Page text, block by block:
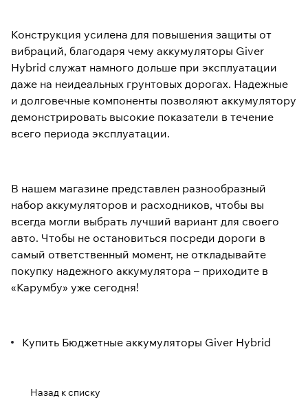
Конструкция усилена для повышения защиты от
вибраций, благодаря чему аккумуляторы Giver
Hybrid служат намного дольше при эксплуатации
даже на неидеальных грунтовых дорогах. Надежные
и долговечные компоненты позволяют аккумулятору
демонстрировать высокие показатели в течение
всего периода эксплуатации.
В нашем магазине представлен разнообразный
набор аккумуляторов и расходников, чтобы вы
всегда могли выбрать лучший вариант для своего
авто. Чтобы не остановиться посреди дороги в
самый ответственный момент, не откладывайте
покупку надежного аккумулятора – приходите в
«Карумбу» уже сегодня!
Купить Бюджетные аккумуляторы Giver Hybrid
Назад к списку